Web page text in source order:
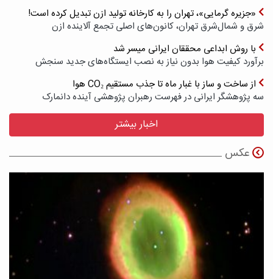
«جزیره گرمایی»، تهران را به کارخانه تولید ازن تبدیل کرده است!
شرق و شمال‌شرق تهران، کانون‌های اصلی تجمع آلاینده ازن
با روش ابداعی محققان ایرانی میسر شد
برآورد کیفیت هوا بدون نیاز به نصب ایستگاه‌های جدید سنجش
از ساخت و ساز با غبار ماه تا جذب مستقیم CO₂ هوا
سه پژوهشگر ایرانی در فهرست رهبران پژوهشی آینده دانمارک
اخبار بیشتر
عکس